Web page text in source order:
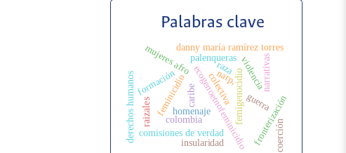
Palabras clave
ecogenoetnofeminicidio
femigenocidio
feminicidio guerra
violencia
homenaje
danny maría ramírez torres
comisiones de verdad
colectiva
mujeres afro
narp, narrativas
palenqueras
raizales colombia fronterización
insularidad
caribe
derechos humanosformación raza
coerción